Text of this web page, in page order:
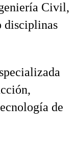
Civil,
disciplinas
de